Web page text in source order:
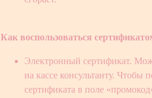
Как воспользоваться
Электронный сертификат.
на кассе консультанту. Чтобы
сертификата в поле